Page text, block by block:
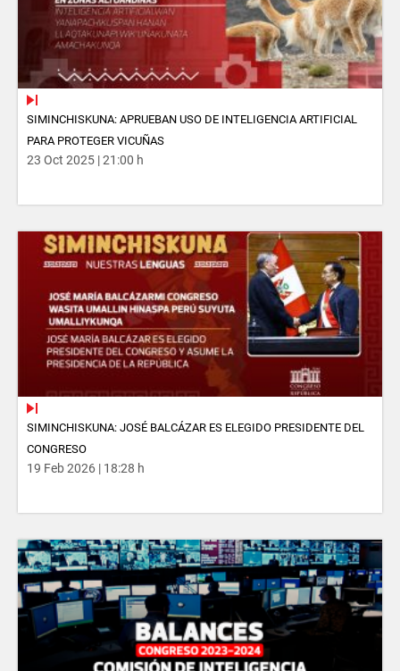
SIMINCHISKUNA: APRUEBAN USO DE INTELIGENCIA ARTIFICIAL
PARA PROTEGER VICUÑAS
23 Oct 2025 | 21:00 h
SIMINCHISKUNA: JOSÉ BALCÁZAR ES ELEGIDO PRESIDENTE DEL
CONGRESO
19 Feb 2026 | 18:28 h